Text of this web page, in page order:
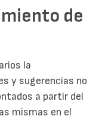
de
la
y sugerencias no
a partir del
mismas en el